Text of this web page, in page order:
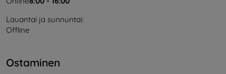
Lauantai ja sunnuntai:
Offline
Ostaminen